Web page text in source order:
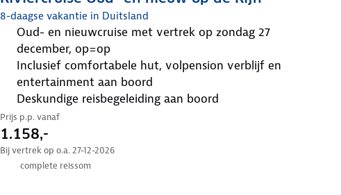
8-daagse vakantie in Duitsland
oud- en nieuwcruise met vertrek op zondag 27
december, op=op
inclusief comfortabele hut, volpension verblijf en
entertainment aan boord
deskundige reisbegeleiding aan boord
Prijs p.p. vanaf
1.158,-
Bij vertrek op o.a. 27-12-2026
complete reissom